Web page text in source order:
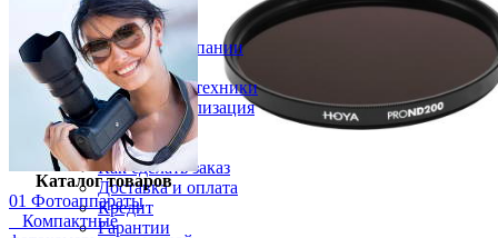
Аксессуары
Слухи
Новости компании
Услуги
Прокат фототехники
Выкуп и реализация
Покупателям
Акции
Как сделать заказ
Доставка и оплата
Кредит
Гарантии
Каталог товаров
01 Фотоаппараты
Компактные